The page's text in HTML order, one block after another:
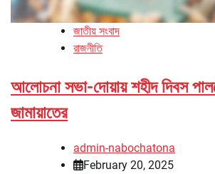
জাতীয় সংবাদ
রাজনীতি
আলোচনা সভা-দোয়ায় শহীদ দিবস
জামায়াতের
admin-nabochatona
February 20, 2025